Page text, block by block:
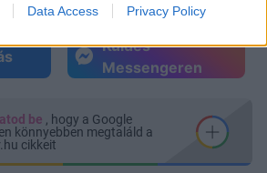
Data Access Privacy Policy
Küldés
Messengeren
be , hogy a Google
könnyebben megtaláld a
cikkeit